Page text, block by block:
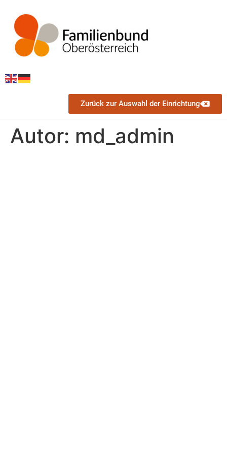
Zurück zur Auswahl der Einrichtung
Autor: md_admin